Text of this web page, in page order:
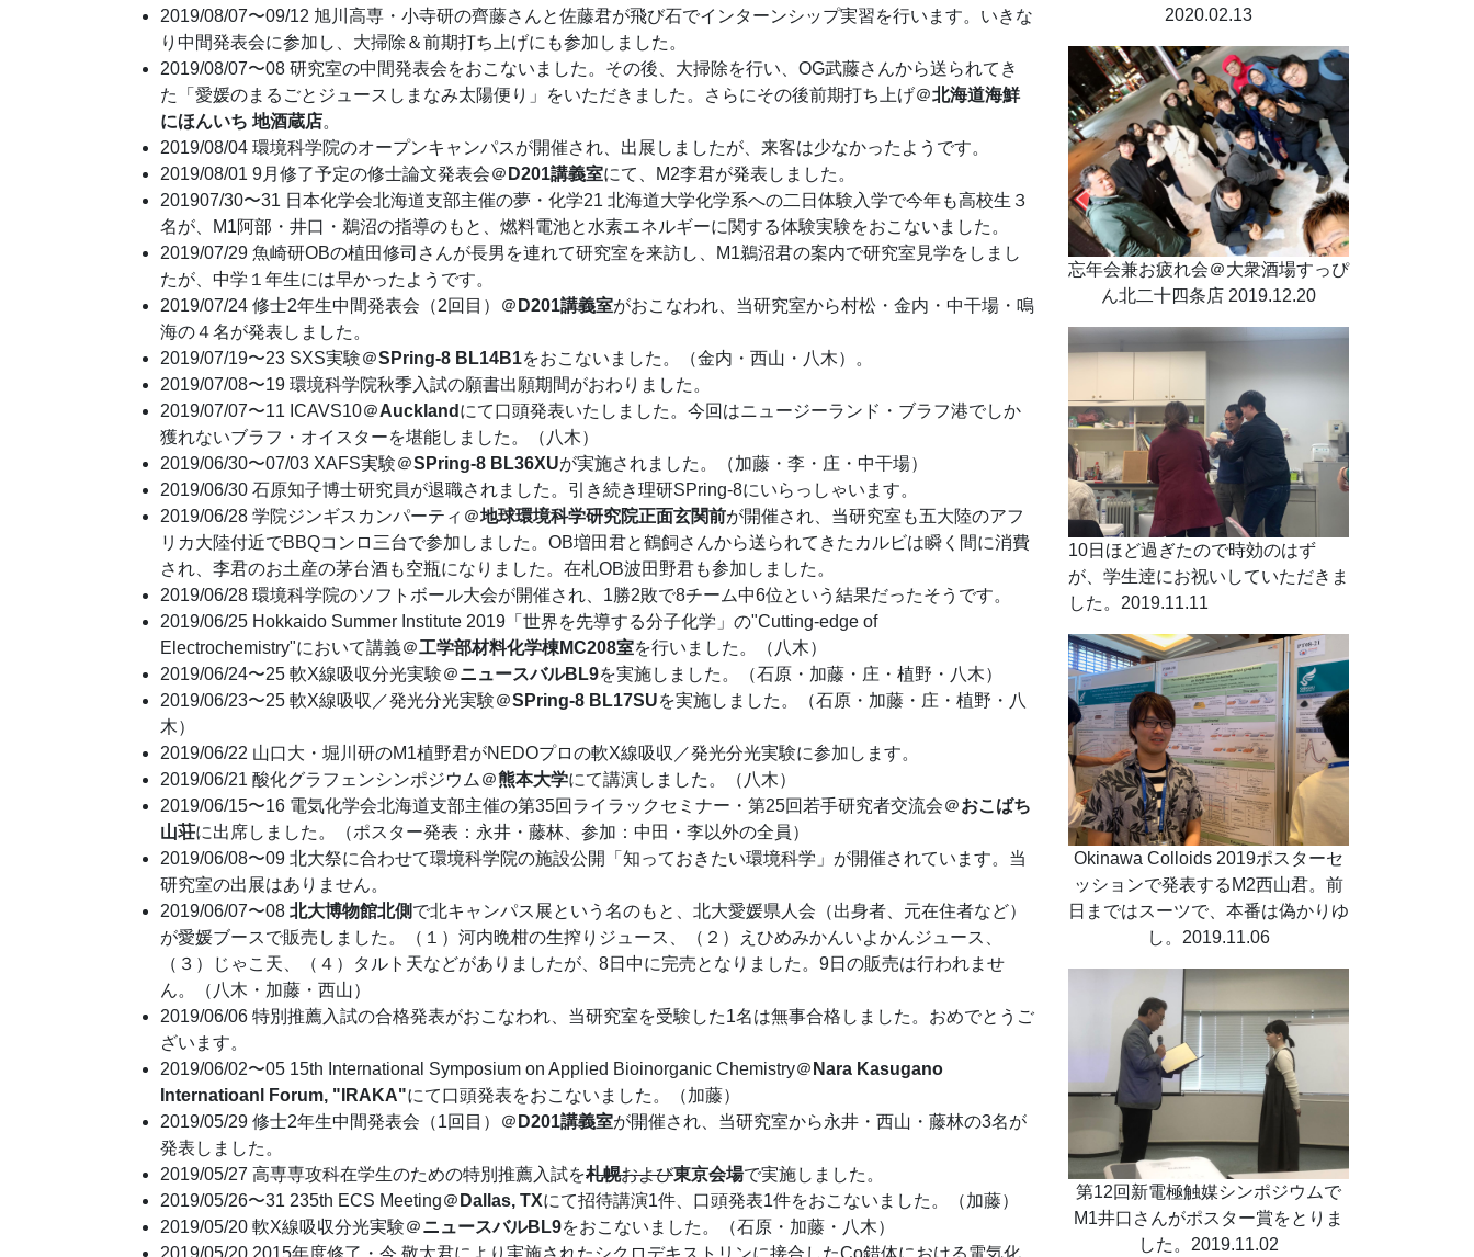
2019/08/07〜09/12 旭川高専・小寺研の齊藤さんと佐藤君が飛び石でインターンシップ実習を行います。いきな
り中間発表会に参加し、大掃除＆前期打ち上げにも参加しました。
2019/08/07〜08 研究室の中間発表会をおこないました。その後、大掃除を行い、OG武藤さんから送られてき
た「愛媛のまるごとジュースしまなみ太陽便り」をいただきました。さらにその後前期打ち上げ＠北海道海鮮
にほんいち 地酒蔵店。
2019/08/04 環境科学院のオープンキャンパスが開催され、出展しましたが、来客は少なかったようです。
2019/08/01 9月修了予定の修士論文発表会＠ D201講義室にて、M2李君が発表しました。
201907/30〜31 日本化学会北海道支部主催の夢・化学21 北海道大学化学系への二日体験入学で今年も高校生３
名が、M1阿部・井口・鵜沼の指導のもと、燃料電池と水素エネルギーに関する体験実験をおこないました。
2019/07/29 魚崎研OBの植田修司さんが長男を連れて研究室を来訪し、M1鵜沼君の案内で研究室見学をしまし
たが、中学１年生には早かったようです。
2019/07/24 修士2年生中間発表会（2回目）＠ D201講義室がおこなわれ、当研究室から村松・金内・中干場・鳴
海の４名が発表しました。
2019/07/19〜23 SXS実験＠SPring-8 BL14B1をおこないました。（金内・西山・八木）。
2019/07/08〜19 環境科学院秋季入試の願書出願期間がおわりました。
2019/07/07〜11 ICAVS10＠Auckland にて口頭発表いたしました。今回はニュージーランド・ブラフ港でしか
獲れないブラフ・オイスターを堪能しました。（八木）
2019/06/30〜07/03 XAFS実験＠SPring-8 BL36XUが実施されました。（加藤・李・庄・中干場）
2019/06/30 石原知子博士研究員が退職されました。引き続き理研SPring-8にいらっしゃいます。
2019/06/28 学院ジンギスカンパーティ＠地球環境科学研究院正面玄関前が開催され、当研究室も五大陸のアフ
リカ大陸付近でBBQコンロ三台で参加しました。OB増田君と鶴飼さんから送られてきたカルビは瞬く間に消費
され、李君のお土産の茅台酒も空瓶になりました。在札OB波田野君も参加しました。
2019/06/28 環境科学院のソフトボール大会が開催され、1勝2敗で8チーム中6位という結果だったそうです。
2019/06/25 Hokkaido Summer Institute 2019「世界を先導する分子化学」の"Cutting-edge of
Electrochemistry"において講義＠工学部材料化学棟MC208室を行いました。（八木）
2019/06/24〜25 軟X線吸収分光実験＠ニュースバルBL9を実施しました。（石原・加藤・庄・植野・八木）
2019/06/23〜25 軟X線吸収／発光分光実験＠SPring-8 BL17SUを実施しました。（石原・加藤・庄・植野・八
木）
2019/06/22 山口大・堀川研のM1植野君がNEDOプロの軟X線吸収／発光分光実験に参加します。
2019/06/21 酸化グラフェンシンポジウム＠熊本大学にて講演しました。（八木）
2019/06/15〜16 電気化学会北海道支部主催の第35回ライラックセミナー・第25回若手研究者交流会＠おこばち
山荘に出席しました。（ポスター発表：永井・藤林、参加：中田・李以外の全員）
2019/06/08〜09 北大祭に合わせて環境科学院の施設公開「知っておきたい環境科学」が開催されています。当
研究室の出展はありません。
2019/06/07〜08 北大博物館北側 で北キャンパス展という名のもと、北大愛媛県人会（出身者、元在住者など）
が愛媛ブースで販売しました。（１）河内晩柑の生搾りジュース、（２）えひめみかんいよかんジュース、
（３）じゃこ天、（４）タルト天などがありましたが、8日中に完売となりました。9日の販売は行われませ
ん。（八木・加藤・西山）
2019/06/06 特別推薦入試の合格発表がおこなわれ、当研究室を受験した1名は無事合格しました。おめでとうご
ざいます。
2019/06/02〜05 15th International Symposium on Applied Bioinorganic Chemistry＠ Nara Kasugano
Internatioanl Forum, "IRAKA"にて口頭発表をおこないました。（加藤）
2019/05/29 修士2年生中間発表会（1回目）＠ D201講義室が開催され、当研究室から永井・西山・藤林の3名が
発表しました。
2019/05/27 高専専攻科在学生のための特別推薦入試を札幌および東京会場で実施しました。
2019/05/26〜31 235th ECS Meeting＠ Dallas, TXにて招待講演1件、口頭発表1件をおこないました。（加藤）
2019/05/20 軟X線吸収分光実験＠ニュースバルBL9をおこないました。（石原・加藤・八木）
2019/05/20 2015年度修了・今 敬太君により実施されたシクロデキストリンに接合したCo錯体における電気化
2020.02.13
忘年会兼お疲れ会＠大衆酒場すっぴ
ん北二十四条店 2019.12.20
10日ほど過ぎたので時効のはず
が、学生逹にお祝いしていただきま
した。2019.11.11
Okinawa Colloids 2019ポスターセ
ッションで発表するM2西山君。前
日まではスーツで、本番は偽かりゆ
し。2019.11.06
第12回新電極触媒シンポジウムで
M1井口さんがポスター賞をとりま
した。2019.11.02